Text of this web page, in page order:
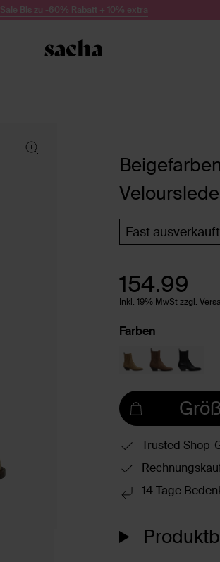
Sale Bis zu -60% Rabatt + 10% extra
Fast ausverkauft
154.99
Inkl. 19% MwSt zzgl.
Farben
Trusted Shop-
14 Tage